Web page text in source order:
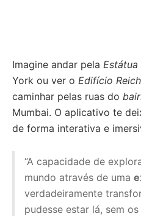
Imagine andar pela
York ou ver o Edifício
caminhar pelas ruas do
Mumbai. O aplicativo te
de forma interativa e
“A capacidade de
mundo através de uma
verdadeiramente
pudesse estar lá, sem